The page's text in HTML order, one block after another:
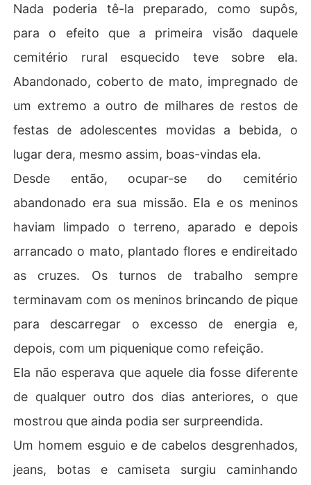
Nada poderia tê-la preparado, como supôs,
para o efeito que a primeira visão daquele
cemitério rural esquecido teve sobre ela.
Abandonado, coberto de mato, impregnado de
um extremo a outro de milhares de restos de
festas de adolescentes movidas a bebida, o
lugar dera, mesmo assim, boas-vindas ela.
Desde então, ocupar-se do cemitério
abandonado era sua missão. Ela e os meninos
haviam limpado o terreno, aparado e depois
arrancado o mato, plantado flores e endireitado
as cruzes. Os turnos de trabalho sempre
terminavam com os meninos brincando de pique
para descarregar o excesso de energia e,
depois, com um piquenique como refeição.
Ela não esperava que aquele dia fosse diferente
de qualquer outro dos dias anteriores, o que
mostrou que ainda podia ser surpreendida.
Um homem esguio e de cabelos desgrenhados,
jeans, botas e camiseta surgiu caminhando